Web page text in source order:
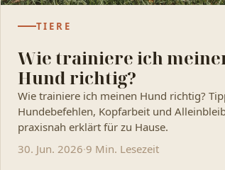
TIERE
Wie trainiere ich
Hund richtig?
Wie trainiere ich meinen Hund richtig?
Hundebefehlen, Kopfarbeit und
praxisnah erklärt für zu Hause.
30. Jun. 2026·9 Min. Lesezeit